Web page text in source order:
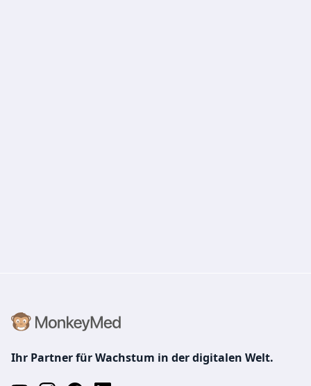
Ihr Partner für Wachstum in der digitalen Welt.